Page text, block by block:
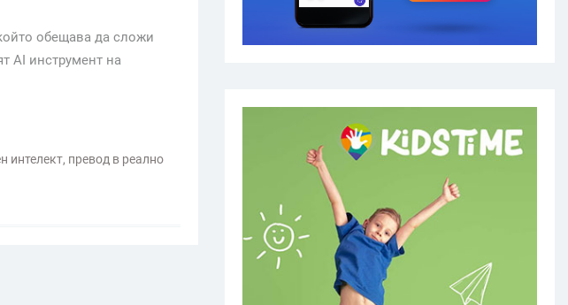
обещава да сложи
AI инструмент на
интелект, превод в реално